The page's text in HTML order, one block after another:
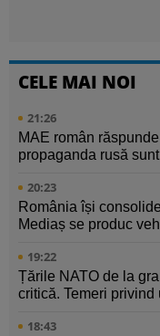
CELE MAI NOI
21:26
MAE român
propaganda rusă
20:23
România își
Mediaș se produc
19:22
Țările NATO de la
critică. Temeri privind
18:43